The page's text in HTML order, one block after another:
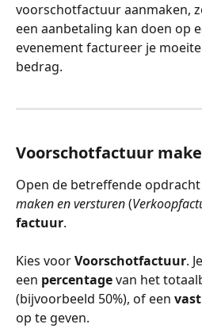
voorschotfactuur aanmaken,
een aanbetaling kan doen op
evenement factureer je
bedrag.
Voorschotfactuur
Open de betreffende
maken en versturen (
factuur.
Kies voor Voorschotfactuur.
een percentage van het
(bijvoorbeeld 50%), of een
op te geven.